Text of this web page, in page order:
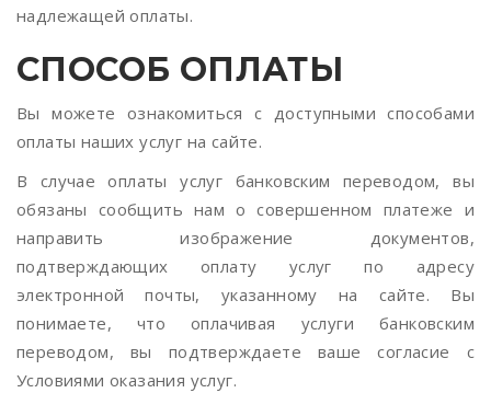
надлежащей оплаты.
СПОСОБ ОПЛАТЫ
Вы можете ознакомиться с доступными способами
оплаты наших услуг на сайте.
В случае оплаты услуг банковским переводом, вы
обязаны сообщить нам о совершенном платеже и
направить изображение документов,
подтверждающих оплату услуг по адресу
электронной почты, указанному на сайте. Вы
понимаете, что оплачивая услуги банковским
переводом, вы подтверждаете ваше согласие с
Условиями оказания услуг.